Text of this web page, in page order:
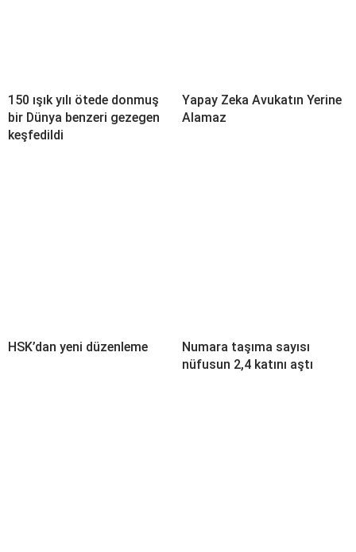
150 ışık yılı ötede donmuş
bir Dünya benzeri gezegen
keşfedildi
Yapay Zeka Avukatın Yerine
Alamaz
HSK’dan yeni düzenleme
Numara taşıma sayısı
nüfusun 2,4 katını aştı